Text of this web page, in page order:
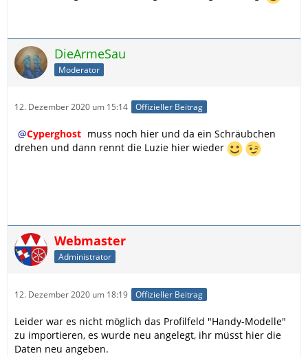
DieArmeSau
Moderator
12. Dezember 2020 um 15:14 Offizieller Beitrag
Cyperghost muss noch hier und da ein Schräubchen
drehen und dann rennt die Luzie hier wieder
Webmaster
Administrator
12. Dezember 2020 um 18:19 Offizieller Beitrag
Leider war es nicht möglich das Profilfeld "Handy-Modelle"
zu importieren, es wurde neu angelegt, ihr müsst hier die
Daten neu angeben.